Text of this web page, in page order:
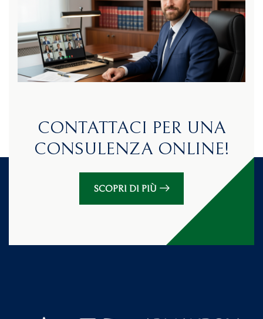
CONTATTACI PER UNA
CONSULENZA ONLINE!
SCOPRI DI PIÙ